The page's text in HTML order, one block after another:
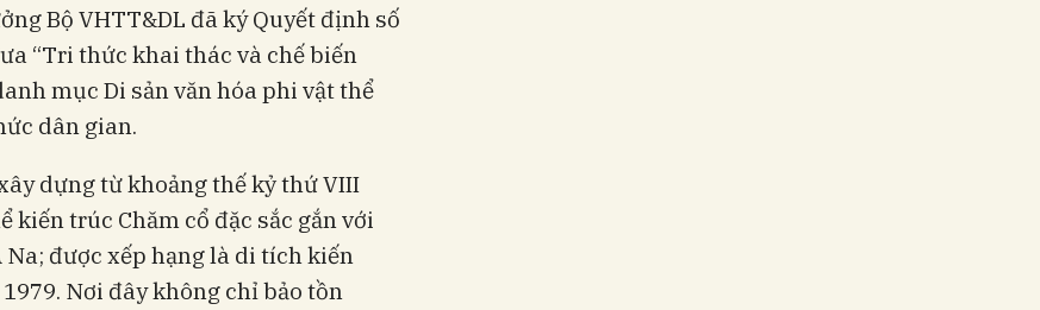
Bộ VHTT&DL đã ký Quyết định số
“Tri thức khai thác và chế biến
mục Di sản văn hóa phi vật thể
dân gian.
dựng từ khoảng thế kỷ thứ VIII
kiến trúc Chăm cổ đặc sắc gắn với
được xếp hạng là di tích kiến
Nơi đây không chỉ bảo tồn